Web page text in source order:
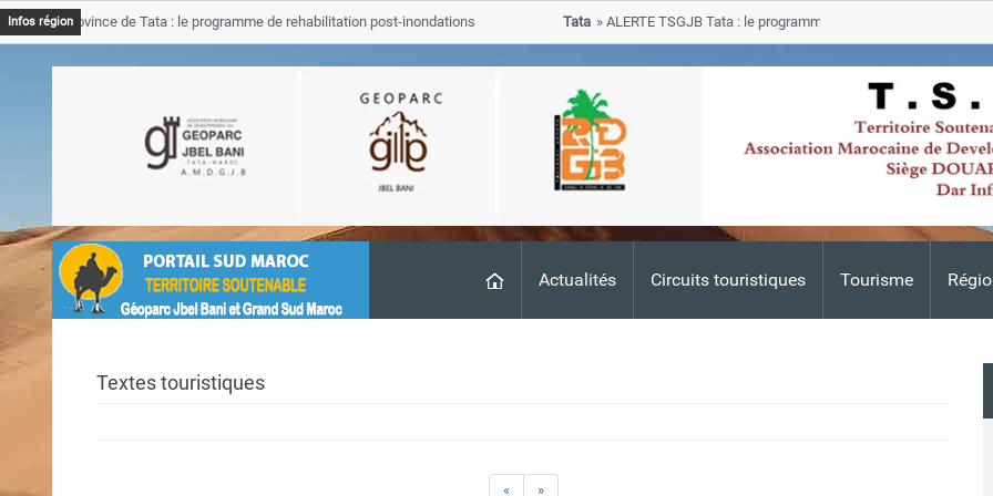
Actualités Circuits touristiques Tourisme
Infos régionProvince de Tata : le programme de rehabilitation post-inondations
ALERTE TSGJB Tata : le programme de rehabilitation post-
progresse dans les zones sinistrees
Textes touristiques
« »